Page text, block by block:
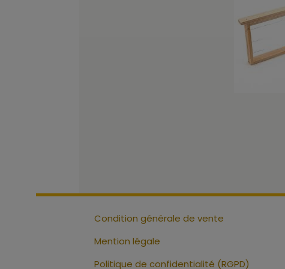
Condition générale de vente
Mention légale
Politique de confidentialité (RGPD)